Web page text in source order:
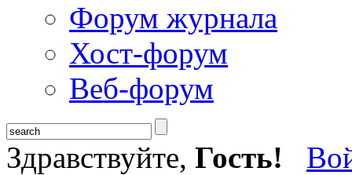
Форум журнала
Хост-форум
Веб-форум
Здравствуйте, Гость!